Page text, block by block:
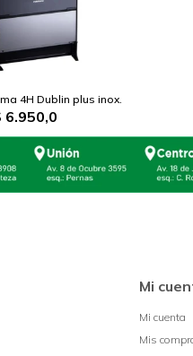
4H Dublin plus inox.
6.950,0
Mi
Mi cuenta
Mis